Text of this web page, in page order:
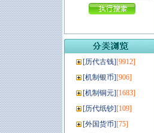
[历代古钱][9912]
[机制银币][906]
[机制铜元][1683]
[历代纸钞][109]
[外国货币][75]